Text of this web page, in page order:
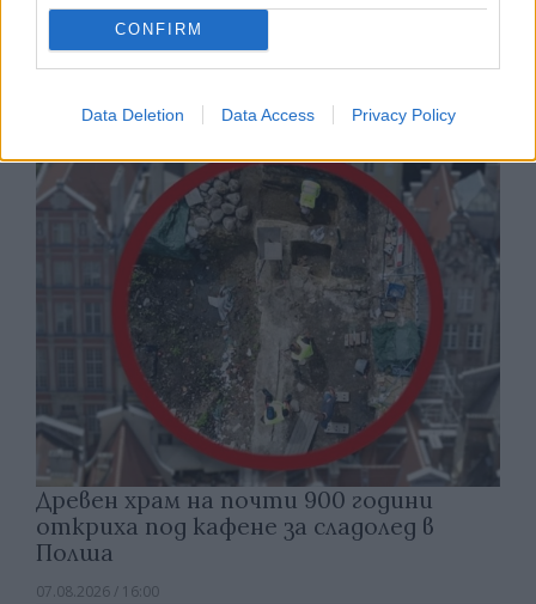
CONFIRM
Data Deletion Data Access Privacy Policy
Русия започна да внася петролни
07.08.2026 / 17:05
Древен храм на почти 900 години
откриха под кафене за сладолед в
Полша
07.08.2026 / 16:00